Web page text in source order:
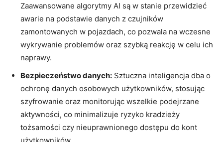
Zaawansowane algorytmy AI są w stanie przewidzieć
awarie na podstawie danych z czujników
zamontowanych w pojazdach, co pozwala na wczesne
wykrywanie problemów oraz szybką reakcję w celu ich
naprawy.
Bezpieczeństwo danych: Sztuczna inteligencja dba o
ochronę danych osobowych użytkowników, stosując
szyfrowanie oraz monitorując wszelkie podejrzane
aktywności, co minimalizuje ryzyko kradzieży
tożsamości czy nieuprawnionego dostępu do kont